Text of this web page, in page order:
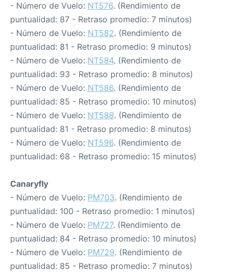
- Número de Vuelo: NT576. (Rendimiento de
puntualidad: 87 - Retraso promedio: 7 minutos)
- Número de Vuelo: NT582. (Rendimiento de
puntualidad: 81 - Retraso promedio: 9 minutos)
- Número de Vuelo: NT584. (Rendimiento de
puntualidad: 93 - Retraso promedio: 8 minutos)
- Número de Vuelo: NT586. (Rendimiento de
puntualidad: 85 - Retraso promedio: 10 minutos)
- Número de Vuelo: NT588. (Rendimiento de
puntualidad: 81 - Retraso promedio: 8 minutos)
- Número de Vuelo: NT596. (Rendimiento de
puntualidad: 68 - Retraso promedio: 15 minutos)
Canaryfly
- Número de Vuelo: PM703. (Rendimiento de
puntualidad: 100 - Retraso promedio: 1 minutos)
- Número de Vuelo: PM727. (Rendimiento de
puntualidad: 84 - Retraso promedio: 10 minutos)
- Número de Vuelo: PM729. (Rendimiento de
puntualidad: 85 - Retraso promedio: 7 minutos)